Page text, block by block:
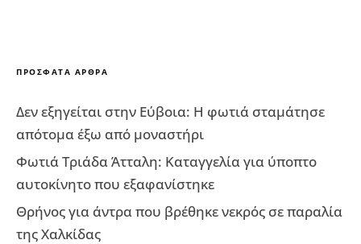
ΠΡΌΣΦΑΤΑ ΆΡΘΡΑ
Δεν εξηγείται στην Εύβοια: Η φωτιά σταμάτησε
απότομα έξω από μοναστήρι
Φωτιά Τριάδα Άτταλη: Καταγγελία για ύποπτο
αυτοκίνητο που εξαφανίστηκε
Θρήνος για άντρα που βρέθηκε νεκρός σε παραλία
της Χαλκίδας